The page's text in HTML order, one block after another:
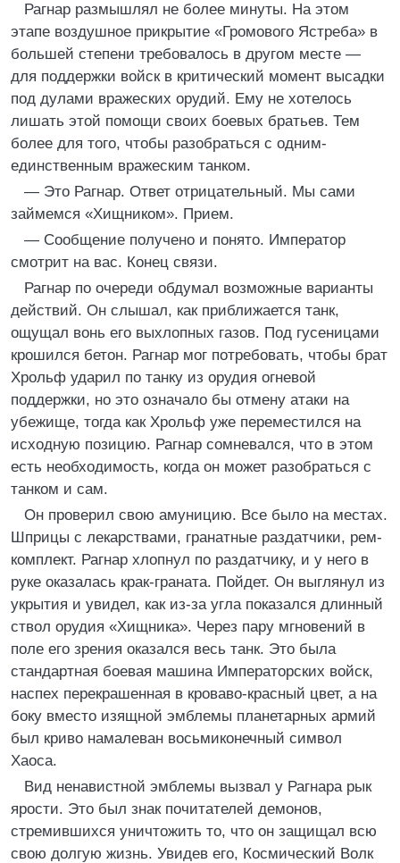
Рагнар размышлял не более минуты. На этом
этапе воздушное прикрытие «Громового Ястреба» в
большей степени требовалось в другом месте —
для поддержки войск в критический момент высадки
под дулами вражеских орудий. Ему не хотелось
лишать этой помощи своих боевых братьев. Тем
более для того, чтобы разобраться с одним-
единственным вражеским танком.
— Это Рагнар. Ответ отрицательный. Мы сами
займемся «Хищником». Прием.
— Сообщение получено и понято. Император
смотрит на вас. Конец связи.
Рагнар по очереди обдумал возможные варианты
действий. Он слышал, как приближается танк,
ощущал вонь его выхлопных газов. Под гусеницами
крошился бетон. Рагнар мог потребовать, чтобы брат
Хрольф ударил по танку из орудия огневой
поддержки, но это означало бы отмену атаки на
убежище, тогда как Хрольф уже переместился на
исходную позицию. Рагнар сомневался, что в этом
есть необходимость, когда он может разобраться с
танком и сам.
Он проверил свою амуницию. Все было на местах.
Шприцы с лекарствами, гранатные раздатчики, рем-
комплект. Рагнар хлопнул по раздатчику, и у него в
руке оказалась крак-граната. Пойдет. Он выглянул из
укрытия и увидел, как из-за угла показался длинный
ствол орудия «Хищника». Через пару мгновений в
поле его зрения оказался весь танк. Это была
стандартная боевая машина Императорских войск,
наспех перекрашенная в кроваво-красный цвет, а на
боку вместо изящной эмблемы планетарных армий
был криво намалеван восьмиконечный символ
Хаоса.
Вид ненавистной эмблемы вызвал у Рагнара рык
ярости. Это был знак почитателей демонов,
стремившихся уничтожить то, что он защищал всю
свою долгую жизнь. Увидев его, Космический Волк